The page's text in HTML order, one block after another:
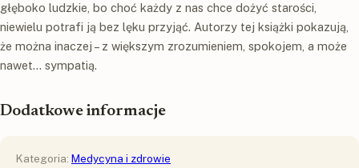
głęboko ludzkie, bo choć każdy z nas chce dożyć starości,
niewielu potrafi ją bez lęku przyjąć. Autorzy tej książki pokazują,
że można inaczej – z większym zrozumieniem, spokojem, a może
nawet… sympatią.
Dodatkowe informacje
Kategoria: Medycyna i zdrowie